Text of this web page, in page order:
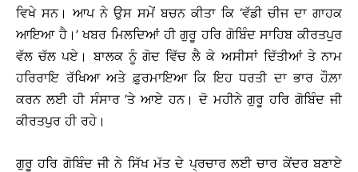
ਵਿਖੇ ਸਨ। ਆਪ ਨੇ ਉਸ ਸਮੇਂ ਬਚਨ ਕੀਤਾ ਕਿ ‘ਵੱਡੀ ਚੀਜ ਦਾ ਗਾਹਕ
ਆਇਆ ਹੈ।’ ਖਬਰ ਮਿਲਦਿਆਂ ਹੀ ਗੁਰੂ ਹਰਿ ਗੋਬਿੰਦ ਸਾਹਿਬ ਕੀਰਤਪੁਰ
ਵੱਲ ਚੱਲ ਪਏ। ਬਾਲਕ ਨੂੰ ਗੋਦ ਵਿੱਚ ਲੈ ਕੇ ਅਸੀਸਾਂ ਦਿੱਤੀਆਂ ਤੇ ਨਾਮ
ਹਰਿਰਾਇ ਰੱਖਿਆ ਅਤੇ ਫ਼ੁਰਮਾਇਆ ਕਿ ਇਹ ਧਰਤੀ ਦਾ ਭਾਰ ਹੌਲ਼ਾ
ਕਰਨ ਲਈ ਹੀ ਸੰਸਾਰ ’ਤੇ ਆਏ ਹਨ। ਦੋ ਮਹੀਨੇ ਗੁਰੂ ਹਰਿ ਗੋਬਿੰਦ ਜੀ
ਕੀਰਤਪੁਰ ਹੀ ਰਹੇ।
ਗੁਰੂ ਹਰਿ ਗੋਬਿੰਦ ਜੀ ਨੇ ਸਿੱਖ ਮੱਤ ਦੇ ਪ੍ਰਚਾਰ ਲਈ ਚਾਰ ਕੇਂਦਰ ਬਣਾਏ